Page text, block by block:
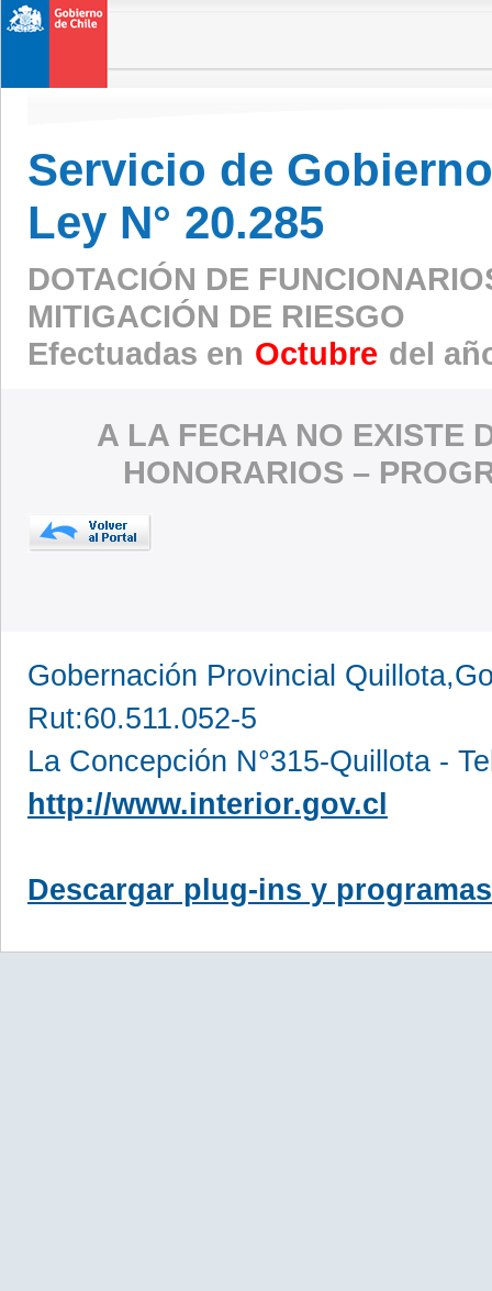
Servicio de
Ley N° 20.285
DOTACIÓN DE
MITIGACIÓN DE RIESGO
Efectuadas en Octubre del
A LA FECHA NO EXISTE
HONORARIOS –
Gobernación Provincial
Rut:60.511.052-5
La Concepción N°315-Quillota -
http://www.interior.gov.cl
Descargar plug-ins y